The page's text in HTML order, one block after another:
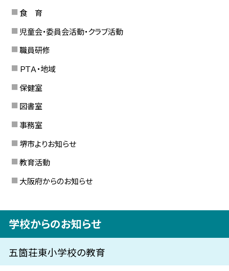
食 育
児童会・委員会活動・クラブ活動
職員研修
ＰＴＡ・地域
保健室
図書室
事務室
堺市よりお知らせ
教育活動
大阪府からのお知らせ
学校からのお知らせ
五箇荘東小学校の教育